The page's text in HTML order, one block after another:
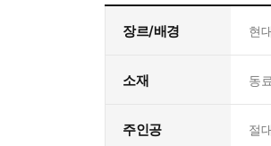
장르/배경 현
소재 동
주인공 절